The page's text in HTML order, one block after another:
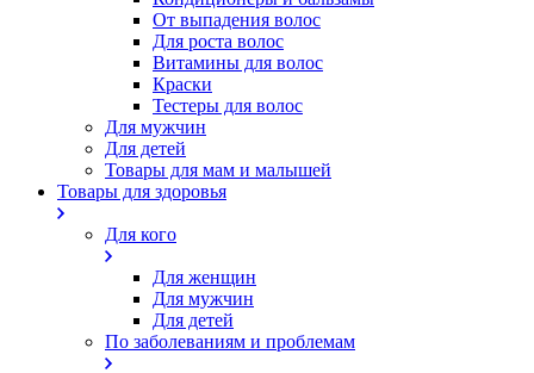
От выпадения волос
Для роста волос
Витамины для волос
Краски
Тестеры для волос
Для мужчин
Для детей
Товары для мам и малышей
Товары для здоровья
Для кого
Для женщин
Для мужчин
Для детей
По заболеваниям и проблемам